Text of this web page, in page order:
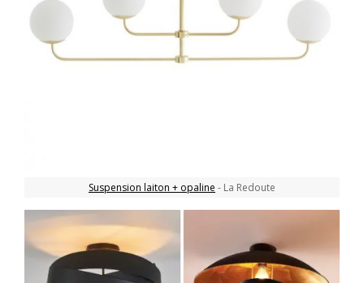
Suspension laiton + opaline - La Redoute